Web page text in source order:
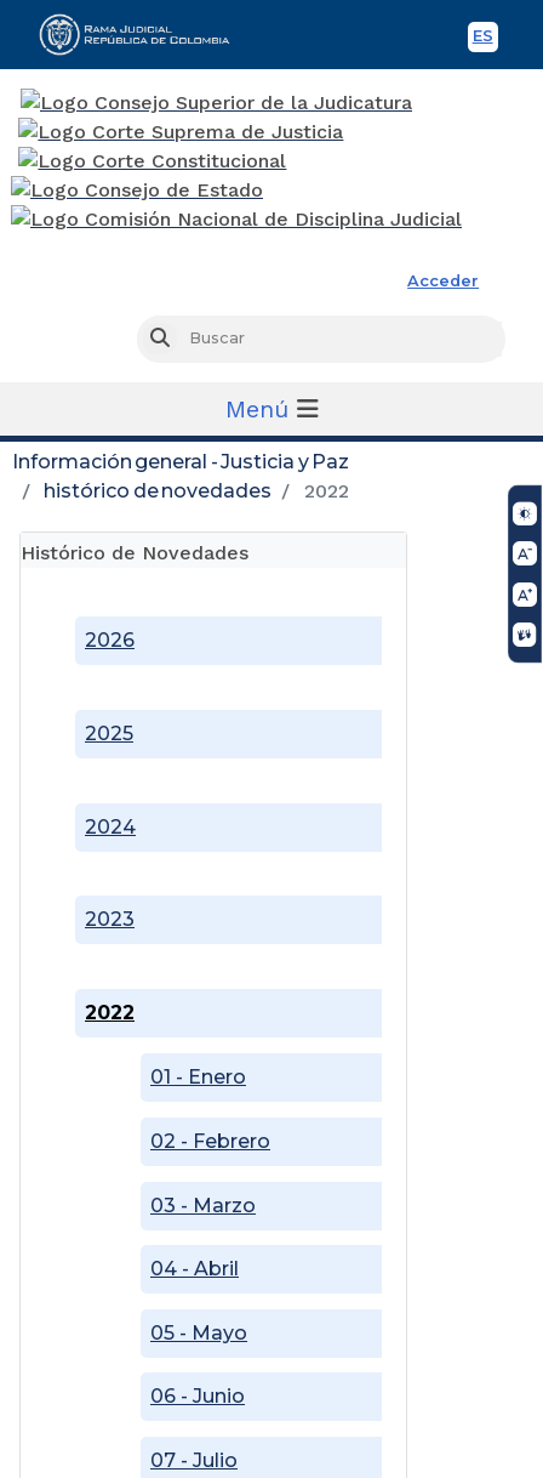
ES
Acceder
Buscar
Menú
Información general - Justicia y Paz
histórico de novedades
2022
Histórico de Novedades
2022
01 - Enero
02 - Febrero
03 - Marzo
04 - Abril
05 - Mayo
06 - Junio
07 - Julio
2023
2024
2025
2026